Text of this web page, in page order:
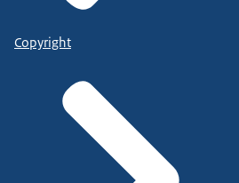
Copyright